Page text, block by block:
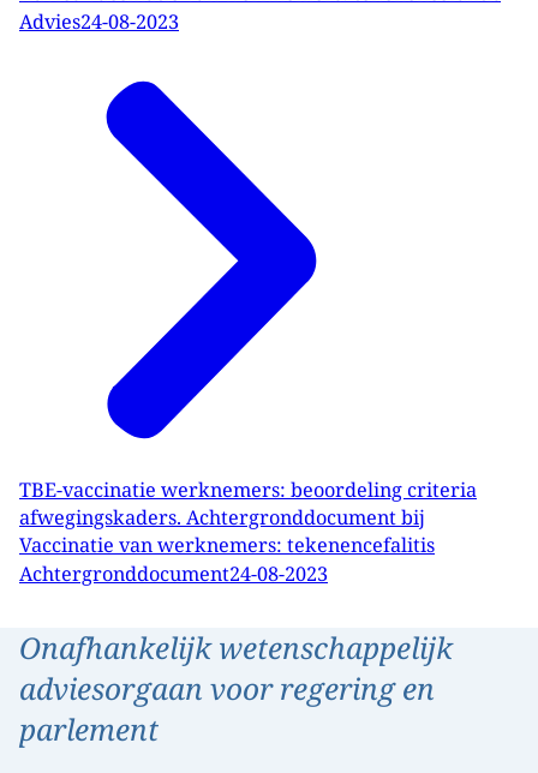
Advies24-08-2023
TBE-vaccinatie werknemers: beoordeling criteria
afwegingskaders. Achtergronddocument bij
Vaccinatie van werknemers: tekenencefalitis
Achtergronddocument24-08-2023
Onafhankelijk wetenschappelijk
adviesorgaan voor regering en
parlement